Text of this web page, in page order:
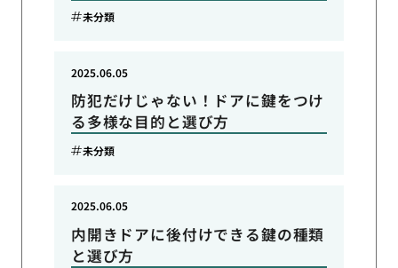
未分類
防犯だけじゃない！ドアに鍵をつけ
る多様な目的と選び方
2025.06.05
未分類
内開きドアに後付けできる鍵の種類
と選び方
2025.06.05